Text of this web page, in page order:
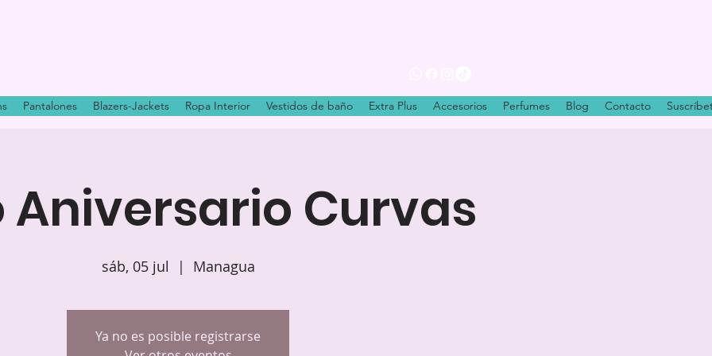
Pantalones Blazers-Jackets Ropa Interior Vestidos de baño Extra Plus Accesorios Perfumes Blog Contacto
Aniversario Curvas
sáb, 05 jul
  |
Managua
Ya no es posible registrarse